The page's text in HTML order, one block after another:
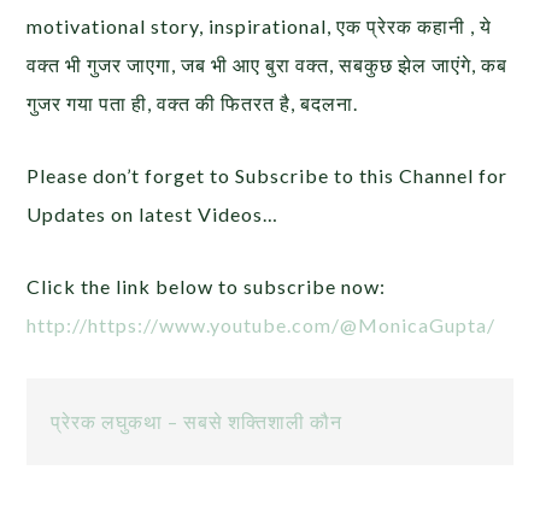
motivational story, inspirational, एक प्रेरक कहानी , ये
वक्त भी गुजर जाएगा, जब भी आए बुरा वक्‍त, सबकुछ झेल जाएंगे, कब
गुजर गया पता ही, वक्त की फितरत है, बदलना.
Please don’t forget to Subscribe to this Channel for
Updates on latest Videos…
Click the link below to subscribe now:
http://https://www.youtube.com/@MonicaGupta/
प्रेरक लघुकथा – सबसे शक्तिशाली कौन